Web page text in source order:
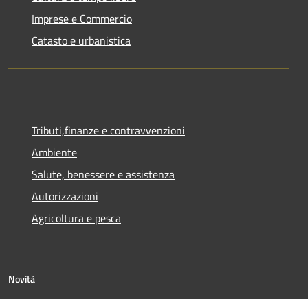
Imprese e Commercio
Catasto e urbanistica
Tributi,finanze e contravvenzioni
Ambiente
Salute, benessere e assistenza
Autorizzazioni
Agricoltura e pesca
Novità